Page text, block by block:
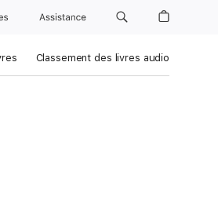
Assistance
Classement des livres audio